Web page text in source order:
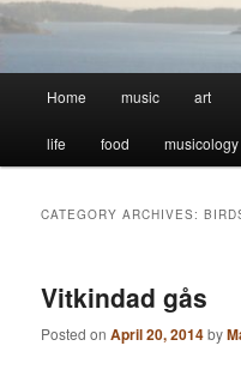
Home music art
life food musicology
CATEGORY ARCHIVES:
Vitkindad gås
Posted onApril 20, 2014by